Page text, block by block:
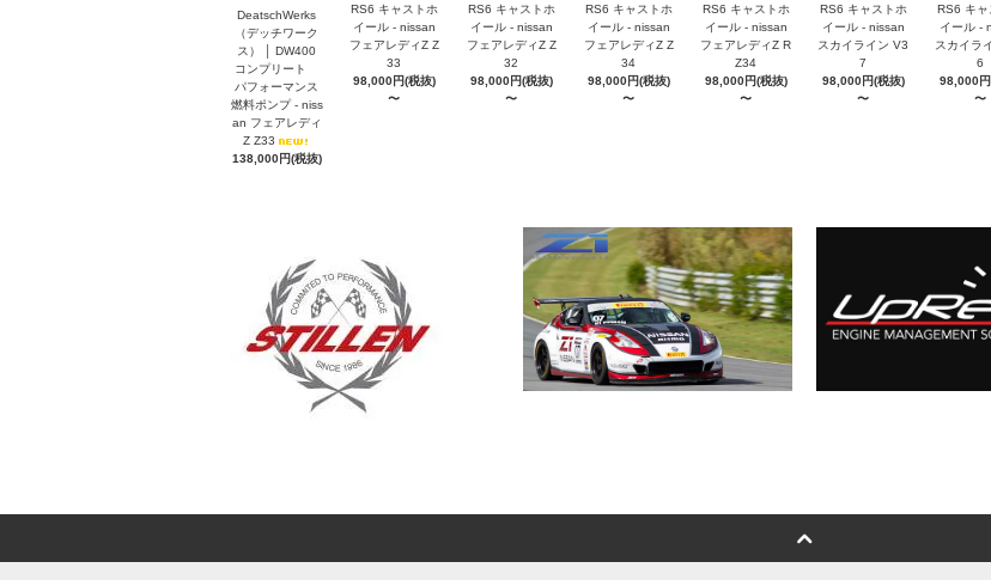
DeatschWerks
（デッチワーク
ス） │ DW400
コンプリート
パフォーマンス
燃料ポンプ - niss
an フェアレディ
Z Z33
138,000円(税抜)
RS6 キャストホ
イール - nissan
フェアレディZ Z
33
98,000円(税抜)
〜
RS6 キャストホ
イール - nissan
フェアレディZ Z
32
98,000円(税抜)
〜
RS6 キャストホ
イール - nissan
フェアレディZ Z
34
98,000円(税抜)
〜
RS6 キャストホ
イール - nissan
フェアレディZ R
Z34
98,000円(税抜)
〜
RS6 キャストホ
イール - nissan
スカイライン V3
7
98,000円(税抜)
〜
RS6 キャ
イール -
スカイラ
6
98,000
〜